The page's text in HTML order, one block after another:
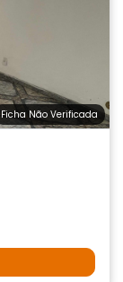
Ficha Não Verificada